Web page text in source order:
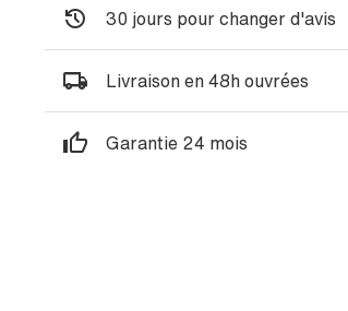
30 jours pour changer d'avis
Livraison en 48h ouvrées
Garantie 24 mois